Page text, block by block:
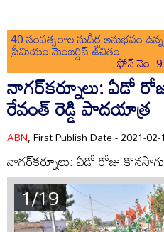
40 సంవత్సరాల సుదీర్ఘ అనుభవం
ప్రీమియం మెంబర్షిప్ ఉచితం
ఫోన్ నెం:
నాగర్‌కర్నూలు: ఏడో
రేవంత్ రెడ్డి పాదయాత్ర
ABN, First Publish Date - 2021-
నాగర్‌కర్నూలు: ఏడో రోజు
1/19